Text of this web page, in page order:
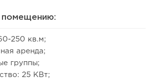
помещению:
250 кв.м;
аренда;
группы;
25 КВт;